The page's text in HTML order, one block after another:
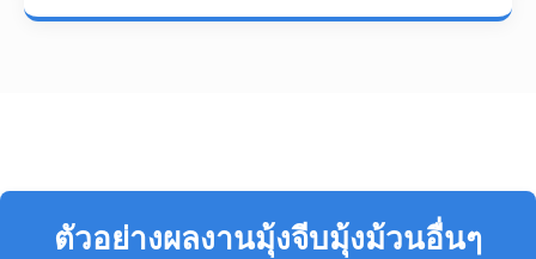
ตัวอย่างผลงานมุ้งจีบมุ้งม้วนอื่นๆ